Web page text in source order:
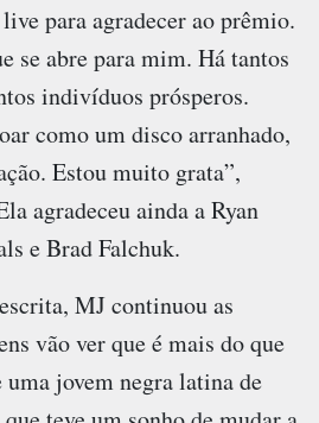
para agradecer ao prêmio.
se abre para mim. Há tantos
indivíduos prósperos.
como um disco arranhado,
Estou muito grata”,
agradeceu ainda a Ryan
e Brad Falchuk.
MJ continuou as
vão ver que é mais do que
jovem negra latina de